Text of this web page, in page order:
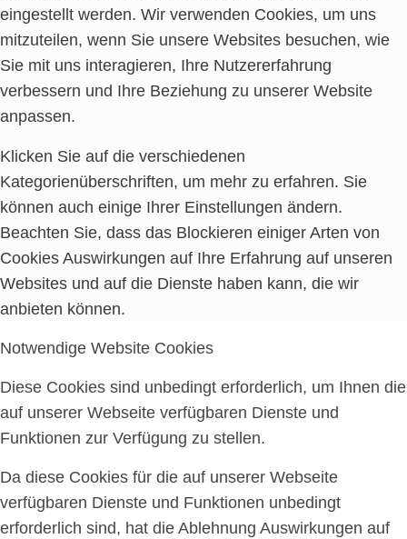
eingestellt werden. Wir verwenden Cookies, um uns
mitzuteilen, wenn Sie unsere Websites besuchen, wie
Sie mit uns interagieren, Ihre Nutzererfahrung
verbessern und Ihre Beziehung zu unserer Website
anpassen.
Klicken Sie auf die verschiedenen
Kategorienüberschriften, um mehr zu erfahren. Sie
können auch einige Ihrer Einstellungen ändern.
Beachten Sie, dass das Blockieren einiger Arten von
Cookies Auswirkungen auf Ihre Erfahrung auf unseren
Websites und auf die Dienste haben kann, die wir
anbieten können.
Notwendige Website Cookies
Diese Cookies sind unbedingt erforderlich, um Ihnen die
auf unserer Webseite verfügbaren Dienste und
Funktionen zur Verfügung zu stellen.
Da diese Cookies für die auf unserer Webseite
verfügbaren Dienste und Funktionen unbedingt
erforderlich sind, hat die Ablehnung Auswirkungen auf